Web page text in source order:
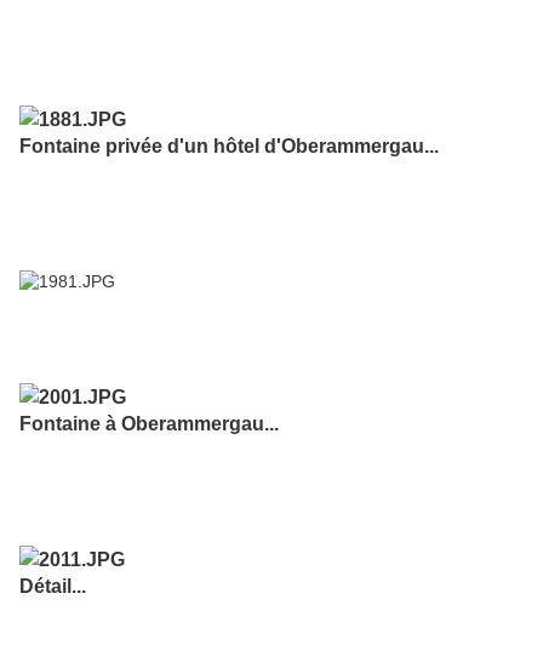
Fontaine privée d'un hôtel d'Oberammergau...
Fontaine à Oberammergau...
Détail...